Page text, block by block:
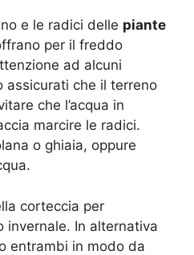
e le radici delle piante
per il freddo
ad alcuni
che il terreno
che l’acqua in
marcire le radici.
o ghiaia, oppure
corteccia per
invernale. In alternativa
entrambi in modo da